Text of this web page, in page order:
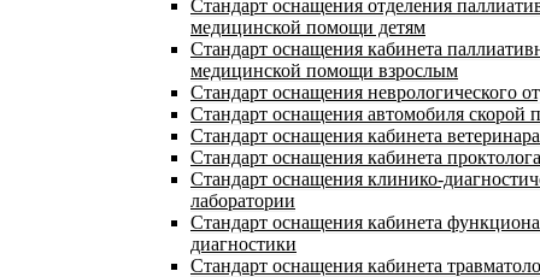
Стандарт оснащения отделения
медицинской помощи детям
Стандарт оснащения кабинета
медицинской помощи взрослым
Стандарт оснащения неврологического
Стандарт оснащения автомобиля скорой
Стандарт оснащения кабинета ветеринара
Стандарт оснащения кабинета проктолога
Стандарт оснащения клинико-
лаборатории
Стандарт оснащения кабинета
диагностики
Стандарт оснащения кабинета